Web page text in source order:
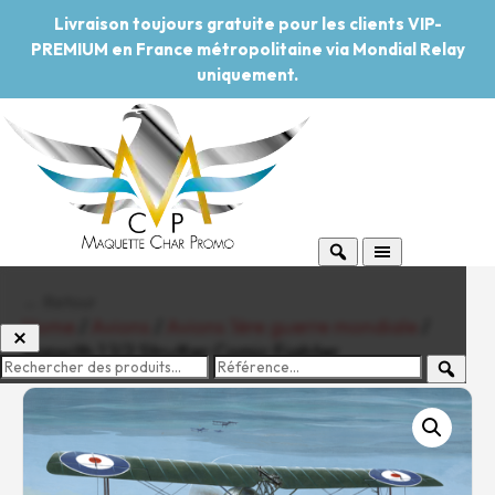
Livraison toujours gratuite pour les clients VIP-
PREMIUM en France métropolitaine via Mondial Relay
uniquement.
Pouvoir d'achat
Home
Sopwith 1 1/2 Strutter Comic Fighter